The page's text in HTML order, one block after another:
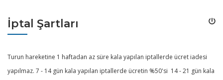
İptal Şartları
Turun hareketine 1 haftadan az süre kala yapılan iptallerde ücret iadesi
yapılmaz. 7 - 14 gün kala yapılan iptallerde ücretin %50'si 14 - 21 gün kala